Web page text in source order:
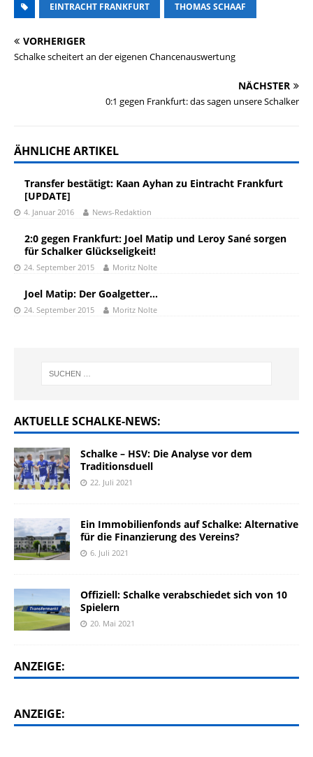
EINTRACHT FRANKFURT THOMAS SCHAAF
VORHERIGER
Schalke scheitert an der eigenen Chancenauswertung
NÄCHSTER
0:1 gegen Frankfurt: das sagen unsere Schalker
ÄHNLICHE ARTIKEL
Transfer bestätigt: Kaan Ayhan zu Eintracht Frankfurt
[UPDATE]
4. Januar 2016 News-Redaktion
2:0 gegen Frankfurt: Joel Matip und Leroy Sané sorgen
für Schalker Glückseligkeit!
24. September 2015 Moritz Nolte
Joel Matip: Der Goalgetter…
24. September 2015 Moritz Nolte
AKTUELLE SCHALKE-NEWS:
Schalke – HSV: Die Analyse vor dem
Traditionsduell
22. Juli 2021
Ein Immobilienfonds auf Schalke: Alternative
für die Finanzierung des Vereins?
6. Juli 2021
Offiziell: Schalke verabschiedet sich von 10
Spielern
20. Mai 2021
ANZEIGE:
ANZEIGE: